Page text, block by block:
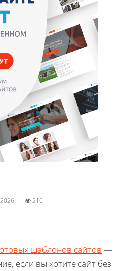
2026 216
шаблонов сайтов —
если вы хотите сайт без